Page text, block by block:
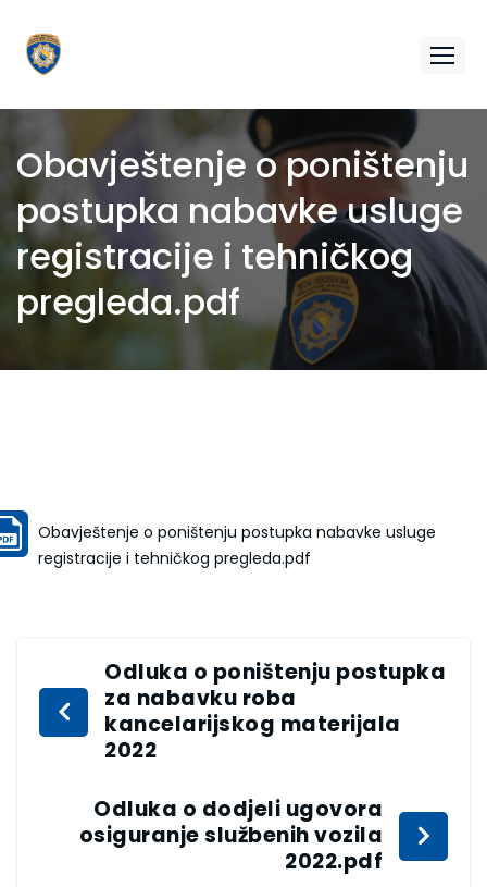
Obavještenje o poništenju
postupka nabavke usluge
registracije i tehničkog
pregleda.pdf
Obavještenje o poništenju postupka nabavke usluge
registracije i tehničkog pregleda.pdf
Odluka o poništenju postupka
za nabavku roba
kancelarijskog materijala
2022
Odluka o dodjeli ugovora
osiguranje službenih vozila
2022.pdf